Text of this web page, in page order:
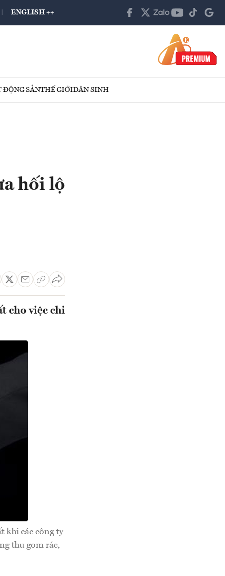
ENGLISH ++
ĐỘNG SẢNTHẾ GIỚIDÂN SINH
hối lộ
cho việc chi
khi các công ty
thu gom rác,